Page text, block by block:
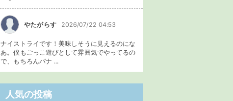
やたがらす 2026/07/22 04:53
ナイストライです！美味しそうに見えるのにな
あ。僕もごっこ遊びとして雰囲気でやってるの
で、もちろんバナ ...
人気の投稿